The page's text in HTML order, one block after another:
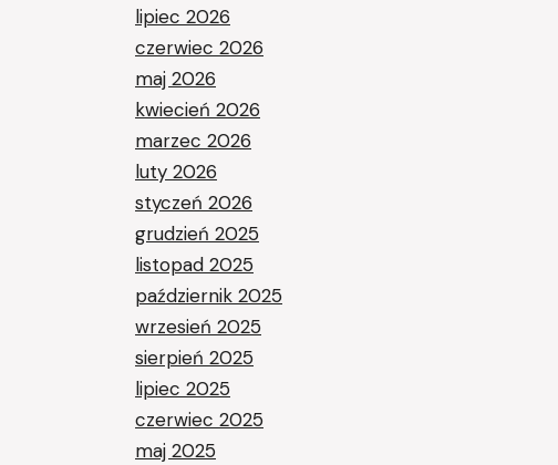
lipiec 2026
czerwiec 2026
maj 2026
kwiecień 2026
marzec 2026
luty 2026
styczeń 2026
grudzień 2025
listopad 2025
październik 2025
wrzesień 2025
sierpień 2025
lipiec 2025
czerwiec 2025
maj 2025